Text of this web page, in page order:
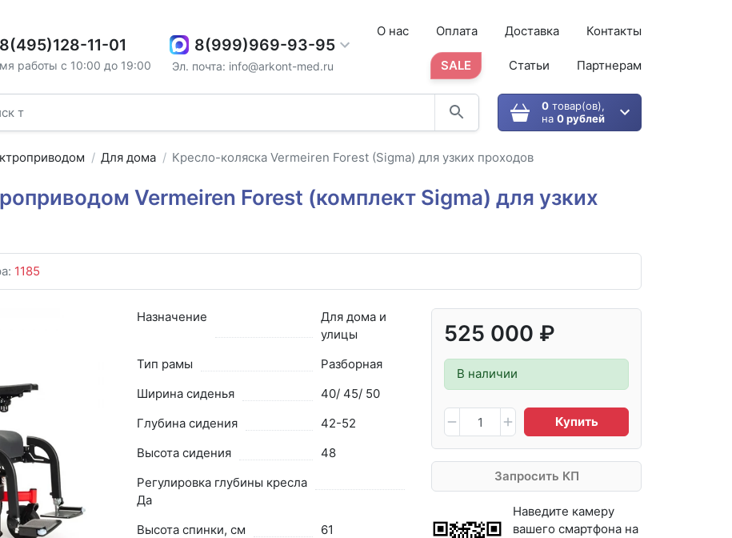
8(495)128-11-01
работы с 10:00 до 19:00
8(999)969-93-95
Эл. почта: info@arkont-med.ru
О нас Оплата Доставка Контакты
SALE Статьи Партнерам
0товар(ов),
на 0 рублей
Для дома Кресло-коляска Vermeiren Forest (Sigma) для узких проходов
Vermeiren Forest (комплект Sigma) для узких
1185
525 000 ₽
В наличии
Купить
Запросить КП
Наведите камеру
вашего смартфона на
Назначение
Для дома и
улицы
Тип рамы
Разборная
Ширина сиденья
40/ 45/ 50
Глубина сидения
42-52
Высота сидения
48
Регулировка глубины кресла
Да
Высота спинки, см
61